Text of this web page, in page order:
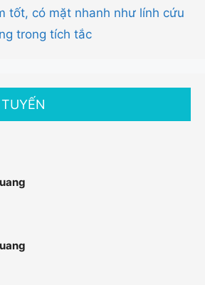
tốt, có mặt nhanh như lính cứu
trong tích tắc